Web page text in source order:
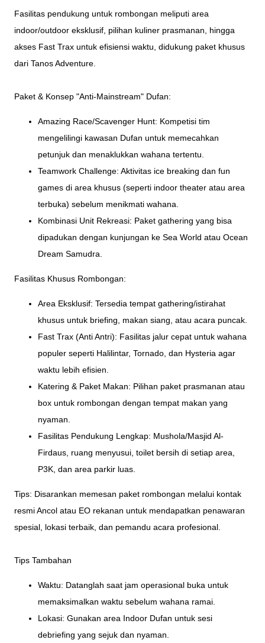
Fasilitas pendukung untuk rombongan meliputi area
indoor/outdoor eksklusif, pilihan kuliner prasmanan, hingga
akses Fast Trax untuk efisiensi waktu, didukung paket khusus
dari Tanos Adventure.
Paket & Konsep "Anti-Mainstream" Dufan:
Amazing Race/Scavenger Hunt: Kompetisi tim
mengelilingi kawasan Dufan untuk memecahkan
petunjuk dan menaklukkan wahana tertentu.
Teamwork Challenge: Aktivitas ice breaking dan fun
games di area khusus (seperti indoor theater atau area
terbuka) sebelum menikmati wahana.
Kombinasi Unit Rekreasi: Paket gathering yang bisa
dipadukan dengan kunjungan ke Sea World atau Ocean
Dream Samudra.
Fasilitas Khusus Rombongan:
Area Eksklusif: Tersedia tempat gathering/istirahat
khusus untuk briefing, makan siang, atau acara puncak.
Fast Trax (Anti Antri): Fasilitas jalur cepat untuk wahana
populer seperti Halilintar, Tornado, dan Hysteria agar
waktu lebih efisien.
Katering & Paket Makan: Pilihan paket prasmanan atau
box untuk rombongan dengan tempat makan yang
nyaman.
Fasilitas Pendukung Lengkap: Mushola/Masjid Al-
Firdaus, ruang menyusui, toilet bersih di setiap area,
P3K, dan area parkir luas.
Tips: Disarankan memesan paket rombongan melalui kontak
resmi Ancol atau EO rekanan untuk mendapatkan penawaran
spesial, lokasi terbaik, dan pemandu acara profesional.
Tips Tambahan
Waktu: Datanglah saat jam operasional buka untuk
memaksimalkan waktu sebelum wahana ramai.
Lokasi: Gunakan area Indoor Dufan untuk sesi
debriefing yang sejuk dan nyaman.